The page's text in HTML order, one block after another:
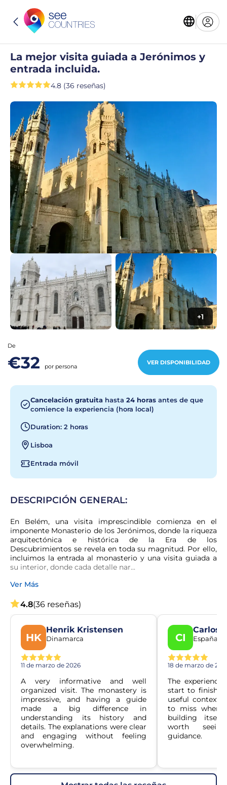
La mejor visita guiada a Jerónimos y
entrada incluida.
4.8 (36 reseñas)
+1
De
€32 por persona
VER DISPONIBILIDAD
Cancelación gratuita hasta 24 horas antes de que
comience la experiencia (hora local)
Duration: 2 horas
Lisboa
Entrada móvil
DESCRIPCIÓN GENERAL:
En Belém, una visita imprescindible comienza en el
imponente Monasterio de los Jerónimos, donde la riqueza
arquitectónica e histórica de la Era de los
Descubrimientos se revela en toda su magnitud. Por ello,
incluimos la entrada al monasterio y una visita guiada a
su interior, donde cada detalle nar...
Ver Más
4.8(36 reseñas)
HK
Henrik Kristensen
Dinamarca
11 de marzo de 2026
A very informative and well
organized visit. The monastery is
impressive, and having a guide
made a big difference in
understanding its history and
details. The explanations were clear
and engaging without feeling
overwhelming.
CI
Carlos
España
18 de marzo de
The
start to finish.
useful context
to miss when
building
worth
guidance.